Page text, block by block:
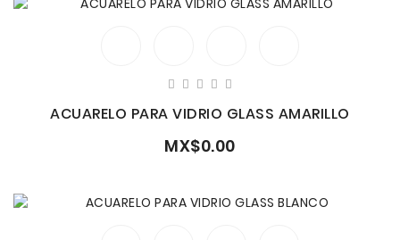
ACUARELO PARA VIDRIO GLASS AMARILLO
MX$0.00